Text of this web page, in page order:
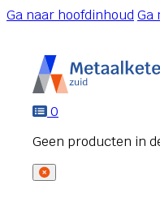
Ga naar hoofdinhoudGa
0